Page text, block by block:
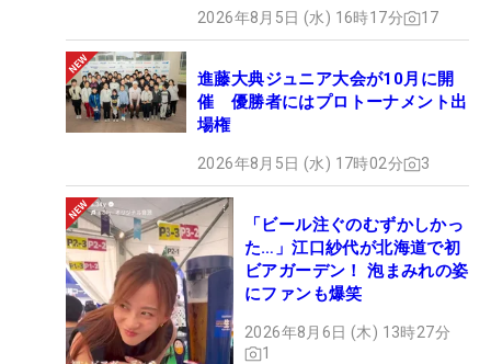
2026年8月5日 (水) 16時17分 17
進藤大典ジュニア大会が10月に開
催 優勝者にはプロトーナメント出
場権
2026年8月5日 (水) 17時02分 3
「ビール注ぐのむずかしかっ
た…」江口紗代が北海道で初
ビアガーデン！ 泡まみれの姿
にファンも爆笑
2026年8月6日 (木) 13時27分
1